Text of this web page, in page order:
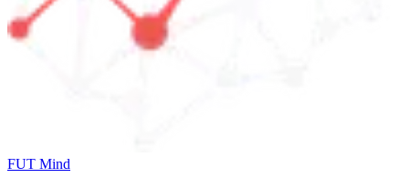
FUT Mind